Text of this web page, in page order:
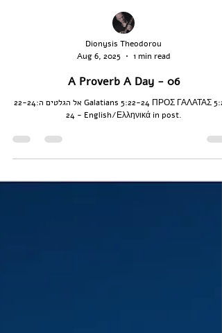
Dionysis Theodorou
Aug 6, 2025
1 min read
A Proverb A Day - 06
אל הגלטים ה:22-24 Galatians 5:22-24 ΠΡΟΣ ΓΑΛΑΤΑΣ 5:22-
24 - English/Ελληνικά in post.